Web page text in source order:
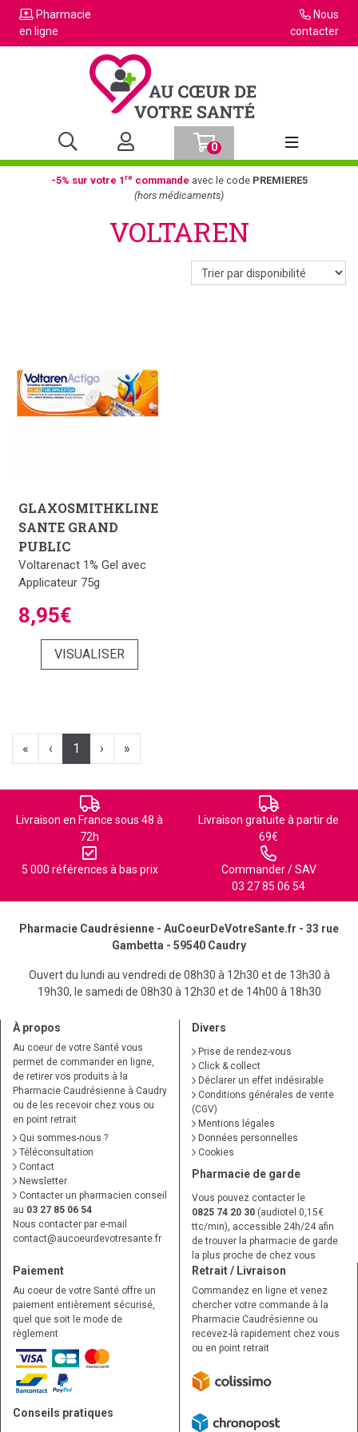
Pharmacie
en ligne
Nous
contacter
0
Afficher la
-5% sur votre 1recommande avec le code PREMIERE5
(hors médicaments)
VOLTAREN
GLAXOSMITHKLINE
SANTE GRAND
PUBLIC
Voltarenact 1% Gel avec
Applicateur 75g
8,95€
VISUALISER
« ‹ 1 › »
Livraison en France sous 48 à
72h
Livraison gratuite à partir de
69€
5 000 références à bas prix
Commander / SAV
03 27 85 06 54
Pharmacie Caudrésienne - AuCoeurDeVotreSante.fr - 33 rue
Gambetta - 59540 Caudry
Ouvert du lundi au vendredi de 08h30 à 12h30 et de 13h30 à
19h30, le samedi de 08h30 à 12h30 et de 14h00 à 18h30
À propos
Au coeur de votre Santé vous
permet de commander en ligne,
de retirer vos produits à la
Pharmacie Caudrésienne à Caudry
ou de les recevoir chez vous ou
en point retrait
Qui sommes-nous ?
Téléconsultation
Contact
Newsletter
Contacter un pharmacien conseil
au 03 27 85 06 54
Nous contacter par e-mail
contact@aucoeurdevotresante.fr
Divers
Prise de rendez-vous
Click & collect
Déclarer un effet indésirable
Conditions générales de vente
(CGV)
Mentions légales
Données personnelles
Cookies
Pharmacie de garde
Vous pouvez contacter le
0825 74 20 30 (audiotel 0,15€
ttc/min), accessible 24h/24 afin
de trouver la pharmacie de garde
la plus proche de chez vous
Paiement
Au coeur de votre Santé offre un
paiement entièrement sécurisé,
quel que soit le mode de
règlement
Conseils pratiques
Retrait / Livraison
Commandez en ligne et venez
chercher votre commande à la
Pharmacie Caudrésienne ou
recevez-là rapidement chez vous
ou en point retrait